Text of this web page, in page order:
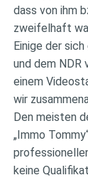
dass von ihm
zweifelhaft
Einige der
und dem NDR
einem
wir
Den meisten
„Immo
keine